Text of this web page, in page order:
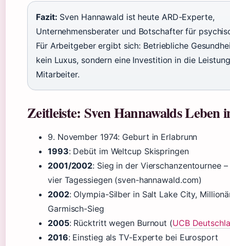
Fazit: Sven Hannawald ist heute ARD-Experte,
Unternehmensberater und Botschafter für
Für Arbeitgeber ergibt sich: Betriebliche
kein Luxus, sondern eine Investition in die
Mitarbeiter.
Zeitleiste: Sven Hannawalds Leben
9. November 1974: Geburt in Erlabrunn
1993: Debüt im Weltcup Skispringen
2001/2002: Sieg in der Vierschanzentournee
vier Tagessiegen (sven-hannawald.com)
2002: Olympia-Silber in Salt Lake City,
Garmisch-Sieg
2005: Rücktritt wegen Burnout (UCB
2016: Einstieg als TV-Experte bei Eurosport